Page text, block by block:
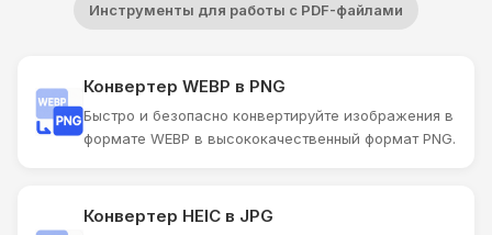
Инструменты для работы с PDF-файлами
Конвертер WEBP в PNG
Быстро и безопасно конвертируйте изображения в
формате WEBP в высококачественный формат PNG.
Конвертер HEIC в JPG